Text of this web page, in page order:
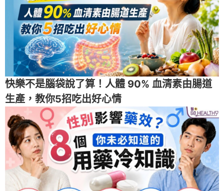
快樂不是腦袋說了算！人體 90% 血清素由腸道
生產，教你5招吃出好心情